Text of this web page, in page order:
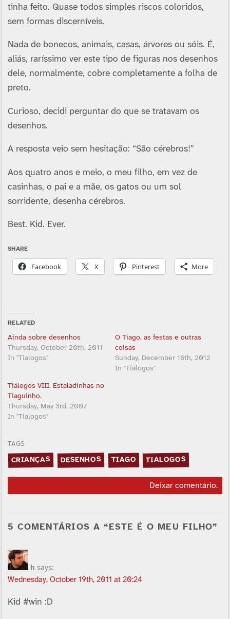
tinha feito. Quase todos simples riscos coloridos,
sem formas discerní­veis.
Nada de bonecos, animais, casas, árvores ou sóis. É,
aliás, rarí­ssimo ver este tipo de figuras nos desenhos
dele, normalmente, cobre completamente a folha de
preto.
Curioso, decidi perguntar do que se tratavam os
desenhos.
A resposta veio sem hesitação: “São cérebros!”
Aos quatro anos e meio, o meu filho, em vez de
casinhas, o pai e a mãe, os gatos ou um sol
sorridente, desenha cérebros.
Best. Kid. Ever.
SHARE
Facebook X Pinterest More
RELATED
Ainda sobre desenhos
Thursday, October 20th, 2011
In "Tialogos"
O Tiago, as festas e outras
coisas
Sunday, December 16th, 2012
In "Tialogos"
Tiálogos VIII. Estaladinhas no
Tiaguinho.
Thursday, May 3rd, 2007
In "Tialogos"
TAGS
CRIANÇAS DESENHOS TIAGO TIALOGOS
Deixar comentário.
5 COMENTÁRIOS A “ESTE É O MEU FILHO”
h says:
Wednesday, October 19th, 2011 at 20:24
Kid #win :D